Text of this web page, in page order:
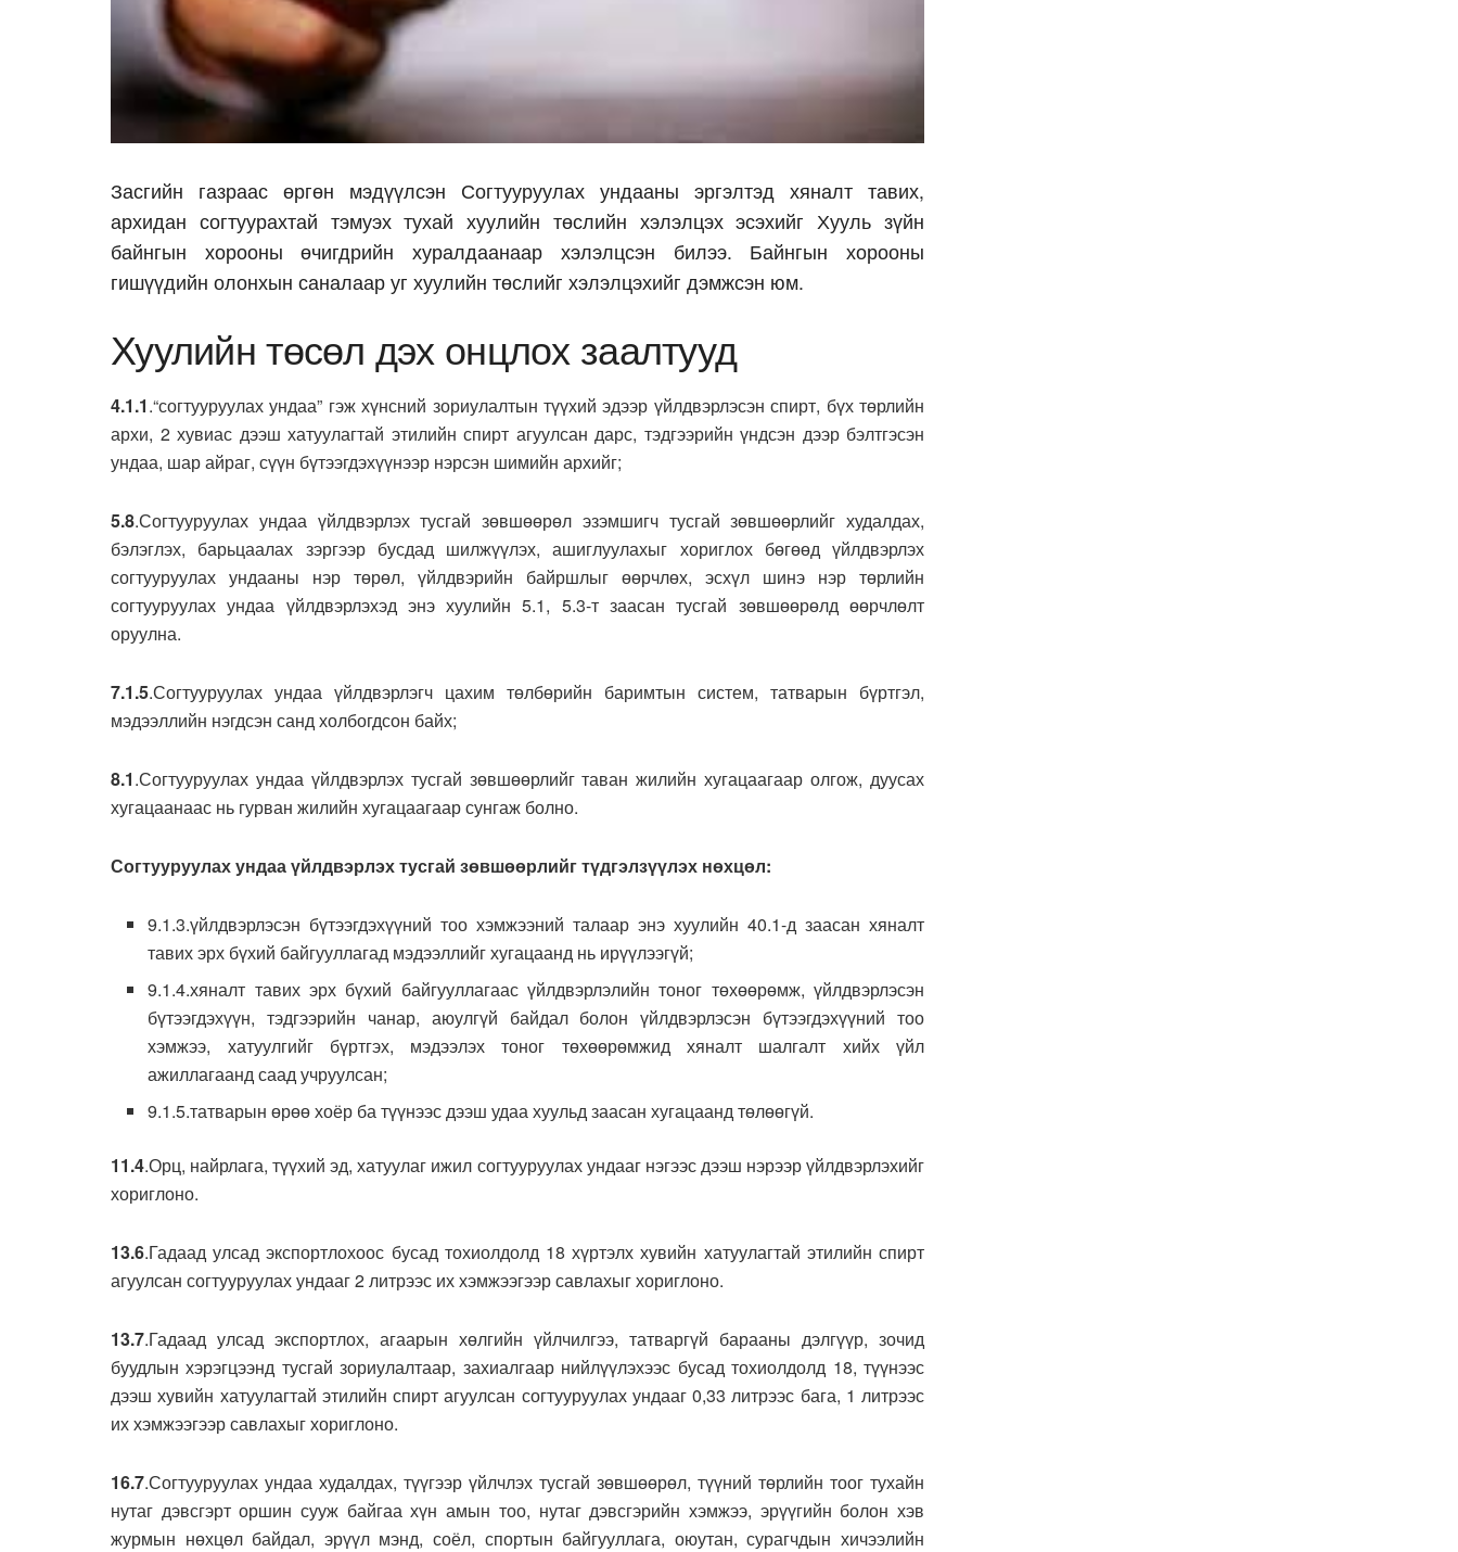
Засгийн газраас өргөн мэдүүлсэн Согтууруулах ундааны эргэлтэд хяналт тавих,
архидан согтуурахтай тэмуэх тухай хуулийн төслийн хэлэлцэх эсэхийг Хууль зүйн
байнгын хорооны өчигдрийн хуралдаанаар хэлэлцсэн билээ. Байнгын хорооны
гишүүдийн олонхын саналаар уг хуулийн төслийг хэлэлцэхийг дэмжсэн юм.
Хуулийн төсөл дэх онцлох заалтууд
4.1.1.“согтууруулах ундаа” гэж хүнсний зориулалтын түүхий эдээр үйлдвэрлэсэн спирт, бүх төрлийн
архи, 2 хувиас дээш хатуулагтай этилийн спирт агуулсан дарс, тэдгээрийн үндсэн дээр бэлтгэсэн
ундаа, шар айраг, сүүн бүтээгдэхүүнээр нэрсэн шимийн архийг;
5.8.Согтууруулах ундаа үйлдвэрлэх тусгай зөвшөөрөл эзэмшигч тусгай зөвшөөрлийг худалдах,
бэлэглэх, барьцаалах зэргээр бусдад шилжүүлэх, ашиглуулахыг хориглох бөгөөд үйлдвэрлэх
согтууруулах ундааны нэр төрөл, үйлдвэрийн байршлыг өөрчлөх, эсхүл шинэ нэр төрлийн
согтууруулах ундаа үйлдвэрлэхэд энэ хуулийн 5.1, 5.3-т заасан тусгай зөвшөөрөлд өөрчлөлт
оруулна.
7.1.5.Согтууруулах ундаа үйлдвэрлэгч цахим төлбөрийн баримтын систем, татварын бүртгэл,
мэдээллийн нэгдсэн санд холбогдсон байх;
8.1.Согтууруулах ундаа үйлдвэрлэх тусгай зөвшөөрлийг таван жилийн хугацаагаар олгож, дуусах
хугацаанаас нь гурван жилийн хугацаагаар сунгаж болно.
Согтууруулах ундаа үйлдвэрлэх тусгай зөвшөөрлийг түдгэлзүүлэх нөхцөл:
9.1.3.үйлдвэрлэсэн бүтээгдэхүүний тоо хэмжээний талаар энэ хуулийн 40.1-д заасан хяналт
тавих эрх бүхий байгууллагад мэдээллийг хугацаанд нь ирүүлээгүй;
9.1.4.хяналт тавих эрх бүхий байгууллагаас үйлдвэрлэлийн тоног төхөөрөмж, үйлдвэрлэсэн
бүтээгдэхүүн, тэдгээрийн чанар, аюулгүй байдал болон үйлдвэрлэсэн бүтээгдэхүүний тоо
хэмжээ, хатуулгийг бүртгэх, мэдээлэх тоног төхөөрөмжид хяналт шалгалт хийх үйл
ажиллагаанд саад учруулсан;
9.1.5.татварын өрөө хоёр ба түүнээс дээш удаа хуульд заасан хугацаанд төлөөгүй.
11.4.Орц, найрлага, түүхий эд, хатуулаг ижил согтууруулах ундааг нэгээс дээш нэрээр үйлдвэрлэхийг
хориглоно.
13.6.Гадаад улсад экспортлохоос бусад тохиолдолд 18 хүртэлх хувийн хатуулагтай этилийн спирт
агуулсан согтууруулах ундааг 2 литрээс их хэмжээгээр савлахыг хориглоно.
13.7.Гадаад улсад экспортлох, агаарын хөлгийн үйлчилгээ, татваргүй барааны дэлгүүр, зочид
буудлын хэрэгцээнд тусгай зориулалтаар, захиалгаар нийлүүлэхээс бусад тохиолдолд 18, түүнээс
дээш хувийн хатуулагтай этилийн спирт агуулсан согтууруулах ундааг 0,33 литрээс бага, 1 литрээс
их хэмжээгээр савлахыг хориглоно.
16.7.Согтууруулах ундаа худалдах, түүгээр үйлчлэх тусгай зөвшөөрөл, түүний төрлийн тоог тухайн
нутаг дэвсгэрт оршин сууж байгаа хүн амын тоо, нутаг дэвсгэрийн хэмжээ, эрүүгийн болон хэв
журмын нөхцөл байдал, эрүүл мэнд, соёл, спортын байгууллага, оюутан, сурагчдын хичээлийн